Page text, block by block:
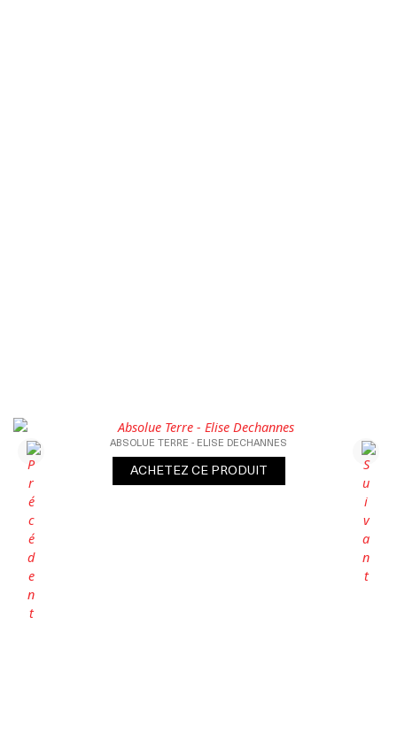
ABSOLUE TERRE - ELISE DECHANNES
ACHETEZ CE PRODUIT